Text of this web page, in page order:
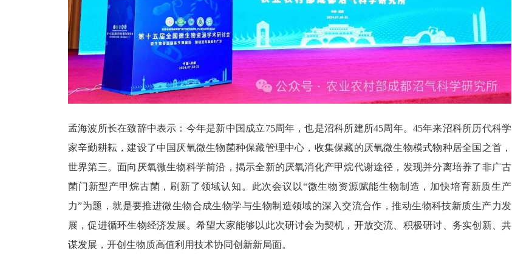
孟海波所长在致辞中表示：今年是新中国成立75周年，也是沼科所建所45周年。45年来沼科所历代科学
家辛勤耕耘，建设了中国厌氧微生物菌种保藏管理中心，收集保藏的厌氧微生物模式物种居全国之首，
世界第三。面向厌氧微生物科学前沿，揭示全新的厌氧消化产甲烷代谢途径，发现并分离培养了非广古
菌门新型产甲烷古菌，刷新了领域认知。此次会议以“微生物资源赋能生物制造，加快培育新质生产
力”为题，就是要推进微生物合成生物学与生物制造领域的深入交流合作，推动生物科技新质生产力发
展，促进循环生物经济发展。希望大家能够以此次研讨会为契机，开放交流、积极研讨、务实创新、共
谋发展，开创生物质高值利用技术协同创新新局面。